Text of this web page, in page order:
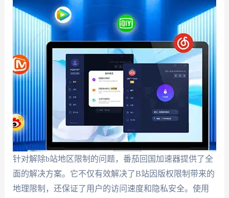
针对解除b站地区限制的问题，番茄回国加速器提供了全
面的解决方案。它不仅有效解决了B站因版权限制带来的
地理限制，还保证了用户的访问速度和隐私安全。使用